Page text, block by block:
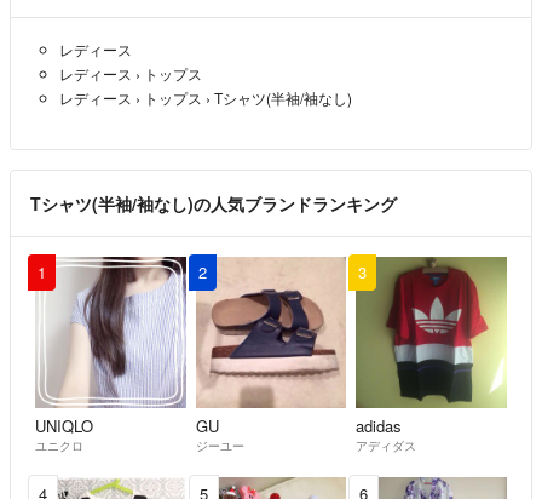
レディース
レディース › トップス
レディース › トップス › Tシャツ(半袖/袖なし)
Tシャツ(半袖/袖なし)の人気ブランドランキング
1
UNIQLO
ユニクロ
2
GU
ジーユー
3
adidas
アディダス
4 5 6